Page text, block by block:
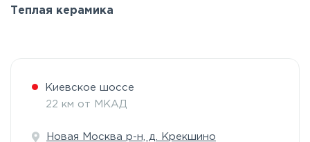
Теплая керамика
Киевское шоссе
22 км от МКАД
Новая Москва р-н, д. Крекшино